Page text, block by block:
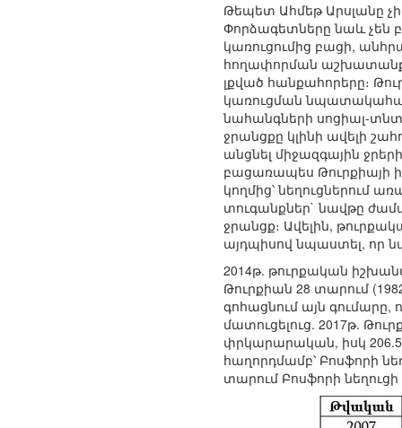
Թեպետ Ահմեթ Արսլանը
Փորձագետները նաև չեն
կառուցումից բացի,
հողափորման
լքված հանքահորերը։
կառուցման
նահանգների սոցիալ-
ջրանցքը կլինի ավելի
անցնել միջազգային
բացառապես Թուրքիայի
կողմից՝ նեղուցներում
տուգանքներ` նավթը
ջրանցք։ Ավելին,
այդպիսով նպաստել, որ
2014թ. թուրքական
Թուրքիան 28 տարում
գոհացնում այն գումարը,
մատուցելուց. 2017թ.
փրկարարական, իսկ
հաղորդմամբ՝ Բոսֆորի
տարում Բոսֆորի